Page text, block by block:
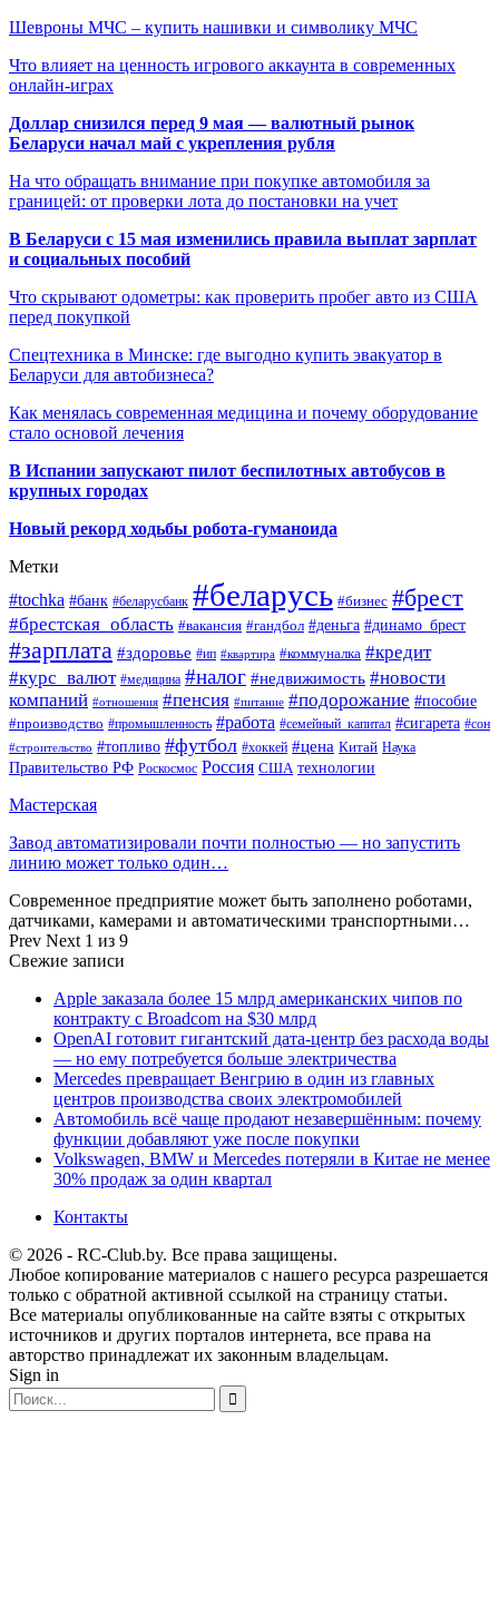
Шевроны МЧС – купить нашивки и символику МЧС
Что влияет на ценность игрового аккаунта в современных
онлайн-играх
Доллар снизился перед 9 мая — валютный рынок
Беларуси начал май с укрепления рубля
На что обращать внимание при покупке автомобиля за
границей: от проверки лота до постановки на учет
В Беларуси с 15 мая изменились правила выплат зарплат
и социальных пособий
Что скрывают одометры: как проверить пробег авто из США
перед покупкой
Спецтехника в Минске: где выгодно купить эвакуатор в
Беларуси для автобизнеса?
Как менялась современная медицина и почему оборудование
стало основой лечения
В Испании запускают пилот беспилотных автобусов в
крупных городах
Новый рекорд ходьбы робота-гуманоида
Метки
#tochka #банк #беларусбанк #беларусь #бизнес #брест
#брестская_область #вакансия #гандбол #деньга #динамо_брест
#зарплата #здоровье #ип #квартира #коммуналка #кредит
#курс_валют #медицина #налог #недвижимость #новости
компаний #отношения #пенсия #питание #подорожание #пособие
#производство #промышленность #работа #семейный_капитал #сигарета #сон
#строительство #топливо #футбол #хоккей #цена Китай Наука
Правительство РФ Роскосмос Россия США технологии
Мастерская
Завод автоматизировали почти полностью — но запустить
линию может только один…
Современное предприятие может быть заполнено роботами,
датчиками, камерами и автоматическими транспортными…
Prev Next 1 из 9
Свежие записи
Apple заказала более 15 млрд американских чипов по
контракту с Broadcom на $30 млрд
OpenAI готовит гигантский дата-центр без расхода воды
— но ему потребуется больше электричества
Mercedes превращает Венгрию в один из главных
центров производства своих электромобилей
Автомобиль всё чаще продают незавершённым: почему
функции добавляют уже после покупки
Volkswagen, BMW и Mercedes потеряли в Китае не менее
30% продаж за один квартал
Контакты
© 2026 - RC-Club.by. Все права защищены.
Любое копирование материалов с нашего ресурса разрешается
только с обратной активной ссылкой на страницу статьи.
Все материалы опубликованные на сайте взяты с открытых
источников и других порталов интернета, все права на
авторство принадлежат их законным владельцам.
Sign in